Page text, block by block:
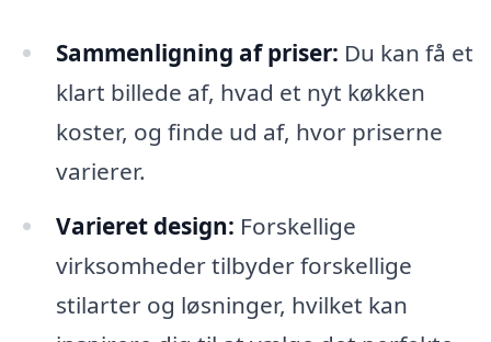
Sammenligning af priser: Du kan få et
klart billede af, hvad et nyt køkken
koster, og finde ud af, hvor priserne
varierer.
Varieret design: Forskellige
virksomheder tilbyder forskellige
stilarter og løsninger, hvilket kan